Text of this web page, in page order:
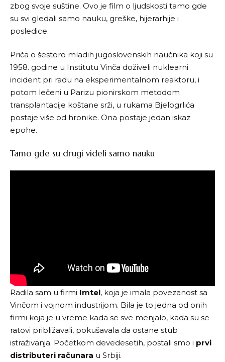
zbog svoje suštine. Ovo je film o ljudskosti tamo gde
su svi gledali samo nauku, greške, hijerarhije i
posledice.
Priča o šestoro mladih jugoslovenskih naučnika koji su
1958. godine u Institutu Vinča doživeli nuklearni
incident pri radu na eksperimentalnom reaktoru, i
potom lečeni u Parizu pionirskom metodom
transplantacije koštane srži, u rukama Bjelogrlića
postaje više od hronike. Ona postaje jedan iskaz
epohe.
Tamo gde su drugi videli samo nauku
Radila sam u firmi Imtel, koja je imala povezanost sa
Vinčom i vojnom industrijom. Bila je to jedna od onih
firmi koja je u vreme kada se sve menjalo, kada su se
ratovi približavali, pokušavala da ostane stub
istraživanja. Početkom devedesetih, postali smo i prvi
distributeri računara u Srbiji.